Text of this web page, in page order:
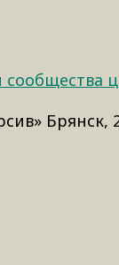
Брянск,